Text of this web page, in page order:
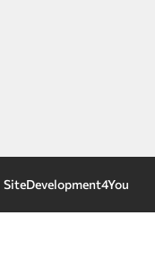
SiteDevelopment4You